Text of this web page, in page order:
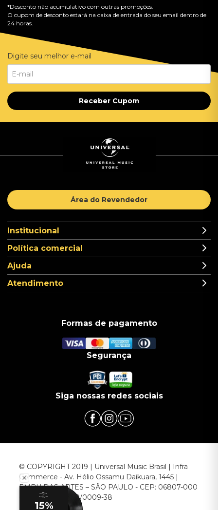
*Desconto não acumulativo com outras promoções.
O cupom de desconto estará na caixa de entrada do seu email dentro de
24 horas.
Digite seu melhor e-mail
Receber Cupom
Área do Revendedor
Institucional
Política comercial
Ajuda
Atendimento
Formas de pagamento
Segurança
Siga nossas redes sociais
© COPYRIGHT 2019 | Universal Music Brasil | Infra
Commerce - Av. Hélio Ossamu Daikuara, 1445 |
EMBU DAS ARTES – SÃO PAULO - CEP: 06807-000
CNPJ: 00.952.789/0009-38